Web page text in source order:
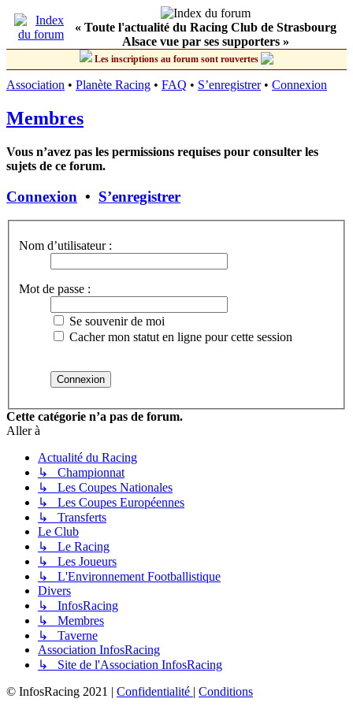
« Toute l'actualité du Racing Club de Strasbourg
Alsace vue par ses supporters »
Les inscriptions au forum sont rouvertes
Association • Planète Racing • FAQ • S’enregistrer• Connexion
Membres
Vous n’avez pas les permissions requises pour consulter les
sujets de ce forum.
Connexion • S’enregistrer
Nom d’utilisateur :
Mot de passe :
Se souvenir de moi
Cacher mon statut en ligne pour cette session
Cette catégorie n’a pas de forum.
Aller à
Actualité du Racing
↳ Championnat
↳ Les Coupes Nationales
↳ Les Coupes Européennes
↳ Transferts
Le Club
↳ Le Racing
↳ Les Joueurs
↳ L'Environnement Footballistique
Divers
↳ InfosRacing
↳ Membres
↳ Taverne
Association InfosRacing
↳ Site de l'Association InfosRacing
© InfosRacing 2021 | Confidentialité | Conditions